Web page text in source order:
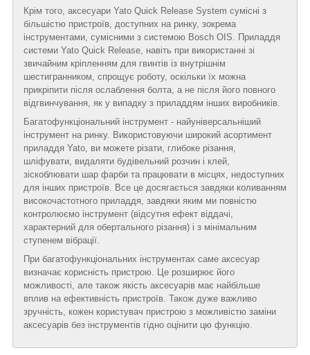
Крім того, аксесуари Yato Quick Release System сумісні з
більшістю пристроїв, доступних на ринку, зокрема
інструментами, сумісними з системою Bosch OIS. Приладдя
системи Yato Quick Release, навіть при використанні зі
звичайним кріпленням для гвинтів із внутрішнім
шестигранником, спрощує роботу, оскільки їх можна
прикріпити після ослаблення болта, а не після його повного
відгвинчування, як у випадку з приладдям інших виробників.
Багатофункціональний інструмент - найуніверсальніший
інструмент на ринку. Використовуючи широкий асортимент
приладдя Yato, ви можете різати, глибоке різання,
шліфувати, видаляти будівельний розчин і клей,
зіскоблювати шар фарби та працювати в місцях, недоступних
для інших пристроїв. Все це досягається завдяки коливанням
високочастотного приладдя, завдяки яким ми повністю
контролюємо інструмент (відсутня ефект віддачі,
характерний для обертального різання) і з мінімальним
ступенем вібрації.
При багатофункціональних інструментах саме аксесуар
визначає корисність пристрою. Це розширює його
можливості, але також якість аксесуарів має найбільше
вплив на ефективність пристроїв. Також дуже важливо
зручність, кожен користувач пристрою з можливістю заміни
аксесуарів без інструментів гідно оцінити цю функцію.